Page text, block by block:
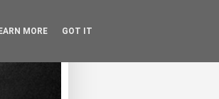
MORE GOT IT